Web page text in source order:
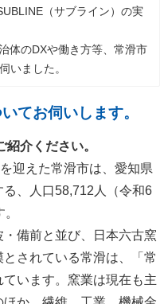
（サブライン）の実
体のDXや働き方等、常滑市
いました。
てお伺いします。
介ください。
迎えた常滑市は、愛知県
、人口58,712人（令和6
備前と並び、日本六古窯
されている常滑は、「常
います。窯業は現在も主